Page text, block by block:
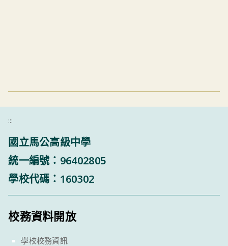
:::
國立馬公高級中學
統一編號：96402805
學校代碼：160302
校務資料開放
學校校務資訊